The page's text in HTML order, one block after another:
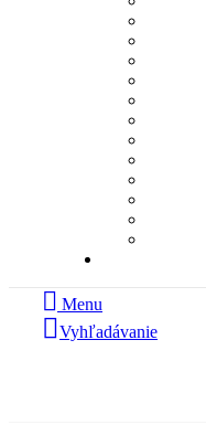
Menu
Vyhľadávanie